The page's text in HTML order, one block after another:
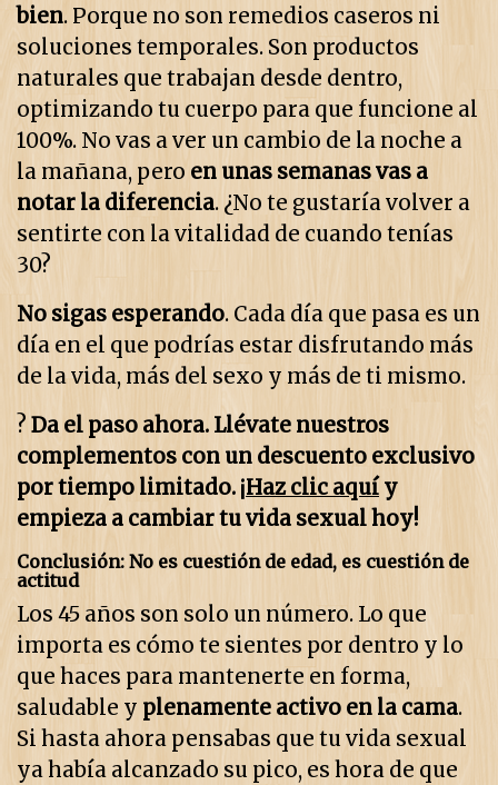
bien. Porque no son remedios caseros ni
soluciones temporales. Son productos
naturales que trabajan desde dentro,
optimizando tu cuerpo para que funcione al
100%. No vas a ver un cambio de la noche a
la mañana, pero en unas semanas vas a
notar la diferencia. ¿No te gustaría volver a
sentirte con la vitalidad de cuando tenías
30?
No sigas esperando. Cada día que pasa es un
día en el que podrías estar disfrutando más
de la vida, más del sexo y más de ti mismo.
? Da el paso ahora. Llévate nuestros
complementos con un descuento exclusivo
por tiempo limitado. ¡Haz clic aquí y
empieza a cambiar tu vida sexual hoy!
Conclusión: No es cuestión de edad, es cuestión de
actitud
Los 45 años son solo un número. Lo que
importa es cómo te sientes por dentro y lo
que haces para mantenerte en forma,
saludable y plenamente activo en la cama.
Si hasta ahora pensabas que tu vida sexual
ya había alcanzado su pico, es hora de que